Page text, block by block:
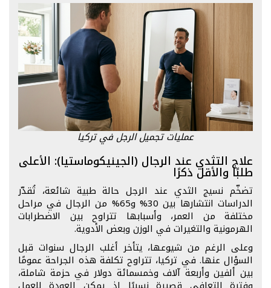
عمليات تجميل الرجل في تركيا
علاج التثدي عند الرجال (الجينيكوماستيا): الأعلى
طلبًا والأقل ذكرًا
تضخّم نسيج الثدي عند الرجل حالة طبية شائعة، تُقدّر
الدراسات انتشارها بين 30% و65% من الرجال في مراحل
مختلفة من العمر، وأسبابها تتراوح بين الاضطرابات
الهرمونية والتغيرات في الوزن وبعض الأدوية.
وعلى الرغم من شيوعها، يتأخر أغلب الرجال سنوات قبل
السؤال عنها. في تركيا، تتراوح تكلفة هذه الجراحة عمومًا
بين ألفين وأربعة آلاف وخمسمائة دولار في حزمة شاملة،